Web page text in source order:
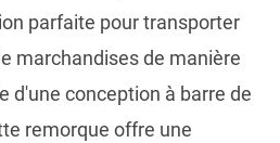
parfaite pour transporter
marchandises de manière
d'une conception à barre de
remorque offre une